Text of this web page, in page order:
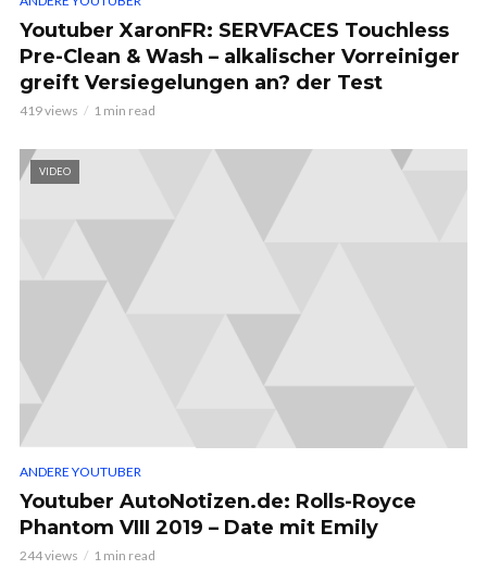
Youtuber XaronFR: SERVFACES Touchless
Pre-Clean & Wash – alkalischer Vorreiniger
greift Versiegelungen an? der Test
419 views 1 min read
VIDEO
ANDERE YOUTUBER
Youtuber AutoNotizen.de: Rolls-Royce
Phantom VIII 2019 – Date mit Emily
244 views 1 min read